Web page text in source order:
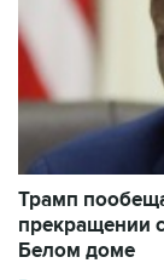
Трамп
прекращении
Белом доме